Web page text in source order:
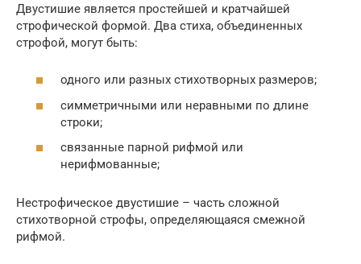
Двустишие является простейшей и кратчайшей
строфической формой. Два стиха, объединенных
строфой, могут быть:
одного или разных стихотворных размеров;
симметричными или неравными по длине
строки;
связанные парной рифмой или
нерифмованные;
Нестрофическое двустишие – часть сложной
стихотворной строфы, определяющаяся смежной
рифмой.